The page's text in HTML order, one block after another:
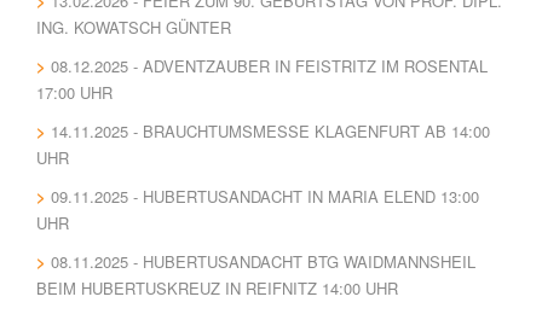
ING. KOWATSCH GÜNTER
08.12.2025 - ADVENTZAUBER IN FEISTRITZ IM ROSENTAL
17:00 UHR
14.11.2025 - BRAUCHTUMSMESSE KLAGENFURT AB 14:00
UHR
09.11.2025 - HUBERTUSANDACHT IN MARIA ELEND 13:00
UHR
08.11.2025 - HUBERTUSANDACHT BTG WAIDMANNSHEIL
BEIM HUBERTUSKREUZ IN REIFNITZ 14:00 UHR